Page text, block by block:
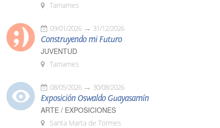
Tamames
09/01/2026 31/12/2026
Construyendo mi Futuro
JUVENTUD
Tamames
08/05/2026 30/08/2026
Exposición Oswaldo Guayasamín
ARTE / EXPOSICIONES
Santa Marta de Tormes